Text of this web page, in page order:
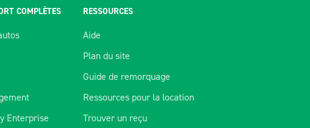
COMPLÈTES
Enterprise
RESSOURCES
Aide
Plan du site
Guide de remorquage
Ressources pour la location
Trouver un reçu